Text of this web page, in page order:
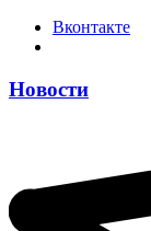
Вконтакте
Новости